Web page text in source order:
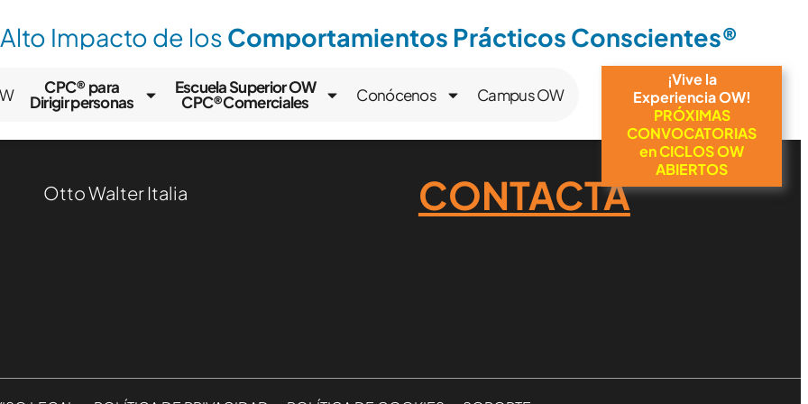
Impacto de los Comportamientos Prácticos Conscientes®
CPC® para
Dirigir personas
Escuela Superior OW
CPC®Comerciales Conócenos Campus OW
¡Vive la
Experiencia OW!
PRÓXIMAS
CONVOCATORIAS
en CICLOS OW
ABIERTOS
Otto Walter Italia CONTACTA